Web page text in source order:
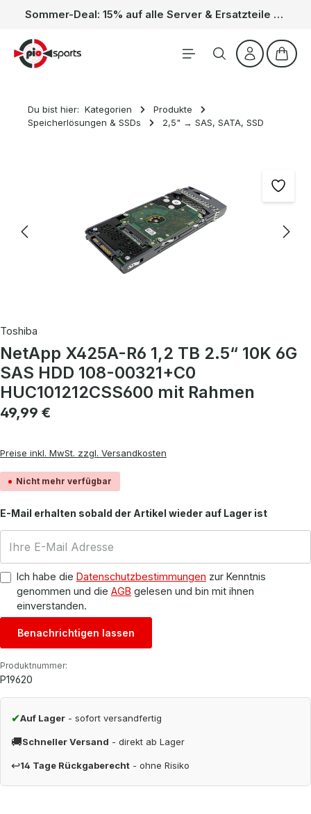
Zum Hauptinhalt springen Sommer-Deal: 15% auf alle Server & Ersatzteile – Kein Code nötig, der Rabatt wird automatisch im Warenkorb abgezogen. Gültig vom 01.06. bis 31.08.
Du bist hier: Kategorien
Produkte
Speicherlösungen & SSDs
2,5" → SAS, SATA, SSD
Toshiba
NetApp X425A-R6 1,2 TB 2.5“ 10K 6G
SAS HDD 108-00321+C0
HUC101212CSS600 mit Rahmen
Regulärer Preis:
49,99 €
Preise inkl. MwSt. zzgl. Versandkosten
Nicht mehr verfügbar
E-Mail erhalten sobald der Artikel wieder auf Lager ist
Ich habe die Datenschutzbestimmungen zur Kenntnis
genommen und die AGB gelesen und bin mit ihnen
einverstanden.
Benachrichtigen lassen
Produktnummer:
P19620
✔Auf Lager - sofort versandfertig
🚚Schneller Versand - direkt ab Lager
↩14 Tage Rückgaberecht - ohne Risiko